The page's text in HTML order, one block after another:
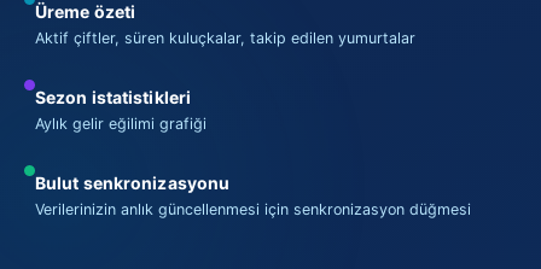
Üreme özeti
Aktif çiftler, süren kuluçkalar, takip edilen yumurtalar
Sezon istatistikleri
Aylık gelir eğilimi grafiği
Bulut senkronizasyonu
Verilerinizin anlık güncellenmesi için senkronizasyon düğmesi